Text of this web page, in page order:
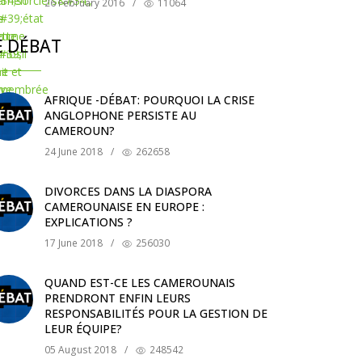
26 February 2016 / 11064
DÉBAT
AFRIQUE -DÉBAT: POURQUOI LA CRISE
ANGLOPHONE PERSISTE AU
CAMEROUN?
24 June 2018 / 262658
DIVORCES DANS LA DIASPORA
CAMEROUNAISE EN EUROPE :
EXPLICATIONS ?
17 June 2018 / 256030
QUAND EST-CE LES CAMEROUNAIS
PRENDRONT ENFIN LEURS
RESPONSABILITÉS POUR LA GESTION DE
LEUR ÉQUIPE?
05 August 2018 / 248542